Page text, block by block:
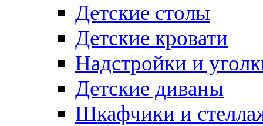
Детские столы
Детские кровати
Надстройки и
Детские диваны
Шкафчики и